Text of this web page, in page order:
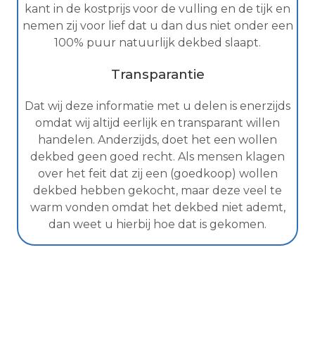
kant in de kostprijs voor de vulling en de tijk en
nemen zij voor lief dat u dan dus niet onder een
100% puur natuurlijk dekbed slaapt.
Transparantie
Dat wij deze informatie met u delen is enerzijds
omdat wij altijd eerlijk en transparant willen
handelen. Anderzijds, doet het een wollen
dekbed geen goed recht. Als mensen klagen
over het feit dat zij een (goedkoop) wollen
dekbed hebben gekocht, maar deze veel te
warm vonden omdat het dekbed niet ademt,
dan weet u hierbij hoe dat is gekomen.